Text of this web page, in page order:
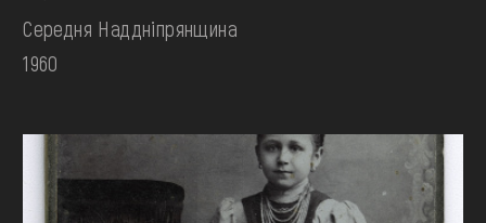
Середня Наддніпрянщина
1960